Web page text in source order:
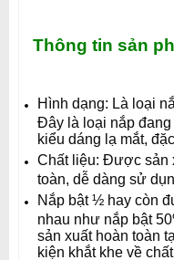
Thông tin sản
Hình dạng: Là loại
Đây là loại nắp
kiểu dáng lạ mắt,
Chất liệu: Được sản
toàn, dễ dàng sử
Nắp bật ½ hay còn
nhau như nắp bật
sản xuất hoàn toàn
kiện khắt khe về